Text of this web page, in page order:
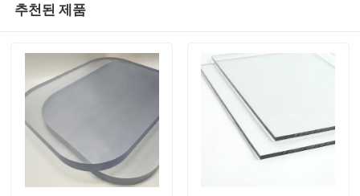
추천된 제품